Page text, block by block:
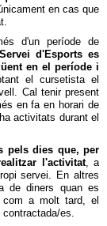
en cas que
d'un període de
d'Esports es
en el període i
el cursetista el
Cal tenir present
en fa en horari de
activitats durant el
pels dies que, per
l'activitat, a
servei. En altres
de diners quan es
com a molt tard, el
es.